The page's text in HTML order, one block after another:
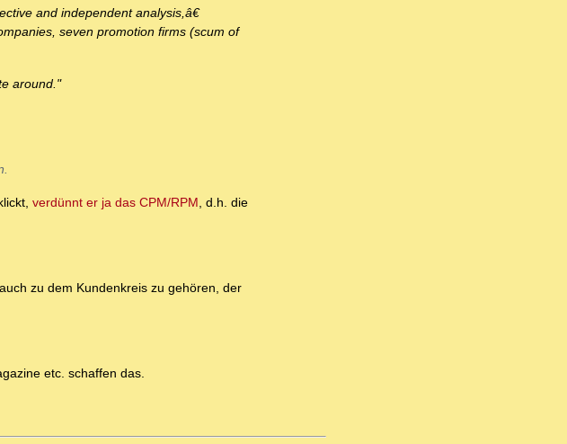
and independent analysis,â€
seven promotion firms (scum of
around."
verdünnt er ja das CPM/RPM, d.h. die
zu dem Kundenkreis zu gehören, der
etc. schaffen das.